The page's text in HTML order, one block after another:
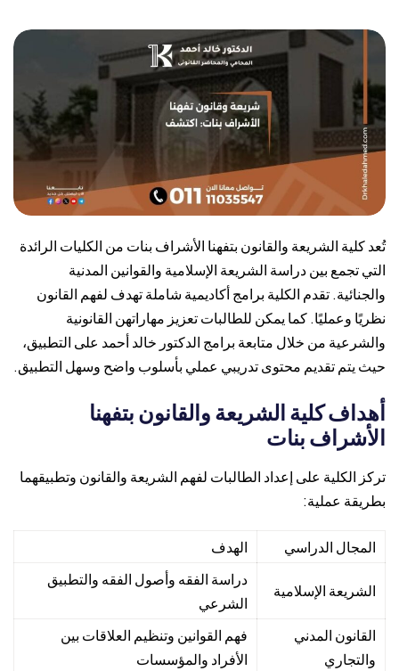
تُعد كلية الشريعة والقانون بتفهنا الأشراف بنات من الكليات الرائدة
التي تجمع بين دراسة الشريعة الإسلامية والقوانين المدنية
والجنائية. تقدم الكلية برامج أكاديمية شاملة تهدف لفهم القانون
نظريًا وعمليًا. كما يمكن للطالبات تعزيز مهاراتهن القانونية
والشرعية من خلال متابعة برامج الدكتور خالد أحمد على التطبيق،
حيث يتم تقديم محتوى تدريبي عملي بأسلوب واضح وسهل التطبيق.
أهداف كلية الشريعة والقانون بتفهنا
الأشراف بنات
تركز الكلية على إعداد الطالبات لفهم الشريعة والقانون وتطبيقهما
بطريقة عملية:
المجال الدراسي الهدف
الشريعة الإسلامية
دراسة الفقه وأصول الفقه والتطبيق
الشرعي
القانون المدني
والتجاري
فهم القوانين وتنظيم العلاقات بين
الأفراد والمؤسسات